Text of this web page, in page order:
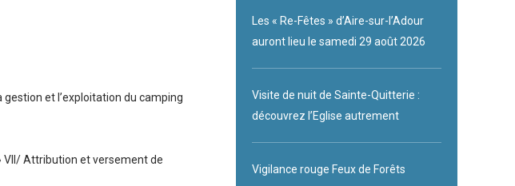
gestion et l’exploitation du camping
VII/ Attribution et versement de
Les « Re-Fêtes » d’Aire-sur-l’Adour
auront lieu le samedi 29 août 2026
Visite de nuit de Sainte-Quitterie :
découvrez l’Eglise autrement
Vigilance rouge Feux de Forêts